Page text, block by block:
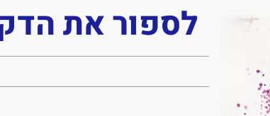
לספור את